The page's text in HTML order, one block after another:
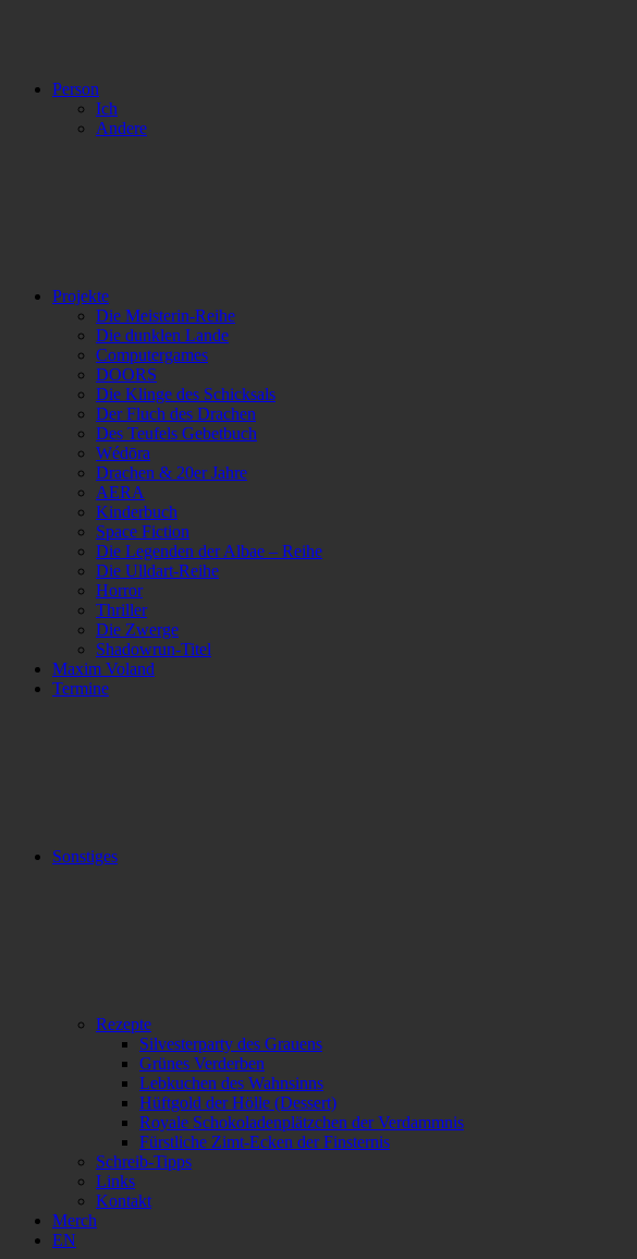
Person
Ich
Andere
Projekte
Die Meisterin-Reihe
Die dunklen Lande
Computergames
DOORS
Die Klinge des Schicksals
Der Fluch des Drachen
Des Teufels Gebetbuch
Wédōra
Drachen & 20er Jahre
AERA
Kinderbuch
Space Fiction
Die Legenden der Albae – Reihe
Die Ulldart-Reihe
Horror
Thriller
Die Zwerge
Shadowrun-Titel
Maxim Voland
Termine
Sonstiges
Rezepte
Silvesterparty des Grauens
Grünes Verderben
Lebkuchen des Wahnsinns
Hüftgold der Hölle (Dessert)
Royale Schokoladenplätzchen der Verdammnis
Fürstliche Zimt-Ecken der Finsternis
Schreib-Tipps
Links
Kontakt
Merch
EN